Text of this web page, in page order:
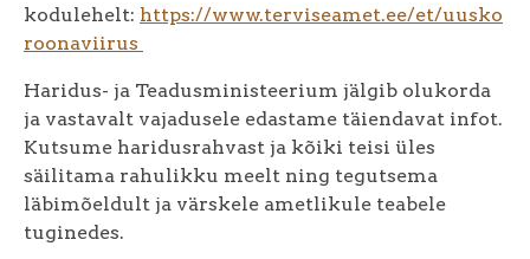
kodulehelt: https://www.terviseamet.ee/et/uusko
roonaviirus
Haridus- ja Teadusministeerium jälgib olukorda
ja vastavalt vajadusele edastame täiendavat infot.
Kutsume haridusrahvast ja kõiki teisi üles
säilitama rahulikku meelt ning tegutsema
läbimõeldult ja värskele ametlikule teabele
tuginedes.